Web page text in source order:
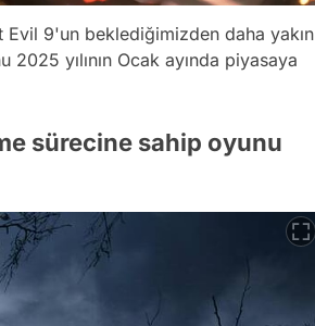
9'un beklediğimizden daha yakın
yılının Ocak ayında piyasaya
sürecine sahip oyunu